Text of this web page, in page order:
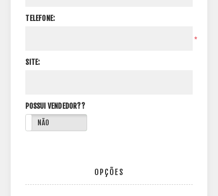
TELEFONE:
*
SITE:
POSSUI VENDEDOR??
NÃO
OPÇÕES